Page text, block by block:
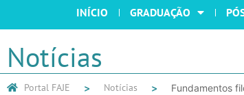
INÍCIO GRADUAÇÃO
Notícias
Portal FAJE Notícias Fundamentos